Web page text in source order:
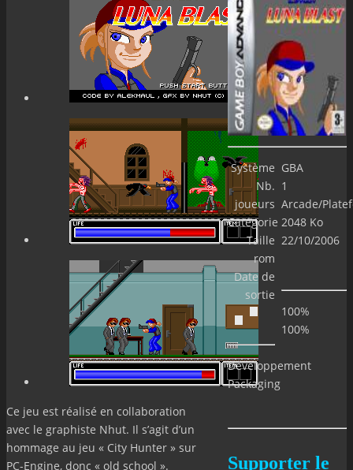
Ce jeu est réalisé en collaboration
avec le graphiste Nhut. Il s’agit d’un
hommage au jeu « City Hunter » sur
PC-Engine, donc « old school ».
Système
Nb.
joueurs
Catégorie
Taille
rom
Date de
sortie
Développement
Packaging
GBA
1
Arcade/
2048 Ko
22/10/2006
100%
100%
Supporter le